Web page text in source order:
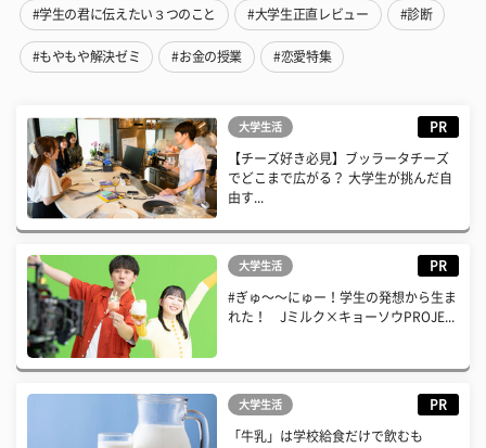
#学生の君に伝えたい３つのこと #大学生正直レビュー #診断
#もやもや解決ゼミ #お金の授業 #恋愛特集
大学生活 PR
【チーズ好き必見】ブッラータチーズ
でどこまで広がる？ 大学生が挑んだ自
由す...
大学生活 PR
#ぎゅ〜〜にゅー！学生の発想から生ま
れた！ Jミルク×キョーソウPROJE...
大学生活 PR
「牛乳」は学校給食だけで飲むも